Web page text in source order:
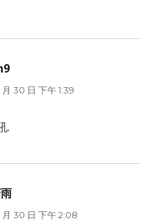
道：
月 30 日 下午 1:39
.
道：
月 30 日 下午 2:08